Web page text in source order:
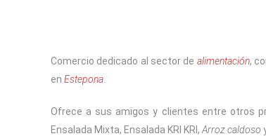
Comercio dedicado al sector de alimentación,
en Estepona
Ofrece a sus amigos y clientes entre otros
Ensalada Mixta, Ensalada KRI KRI, Arroz caldoso